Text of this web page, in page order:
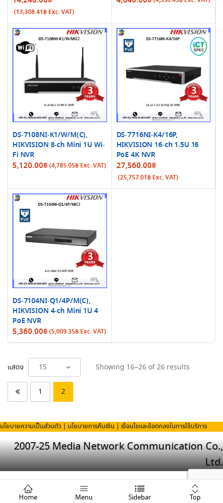
Home Menu Sidebar Top
(13,308.41฿ Exc. VAT)
DS-7108NI-K1/W/M(C),
HIKVISION 8-ch Mini 1U Wi-
Fi NVR
5,120.00฿ (4,785.05฿ Exc. VAT)
DS-7716NI-K4/16P,
HIKVISION 16-ch 1.5U 16
PoE 4K NVR
27,560.00฿
(25,757.01฿Exc. VAT)
DS-7104NI-Q1/4P/M(C),
HIKVISION 4-ch Mini 1U 4
PoE NVR
5,360.00฿ (5,009.35฿ Exc. VAT)
แสดง Showing 16–26 of 26 results
1 2
นโยบายความเป็นส่วนตัว | นโยบายการคืนเงิน | เงื่อนไขและข้อตกลงในการใช้บริการ
2007-25 Media Network Communication Co.,
Ltd.